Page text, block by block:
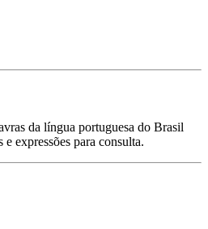
da língua portuguesa do Brasil
expressões para consulta.